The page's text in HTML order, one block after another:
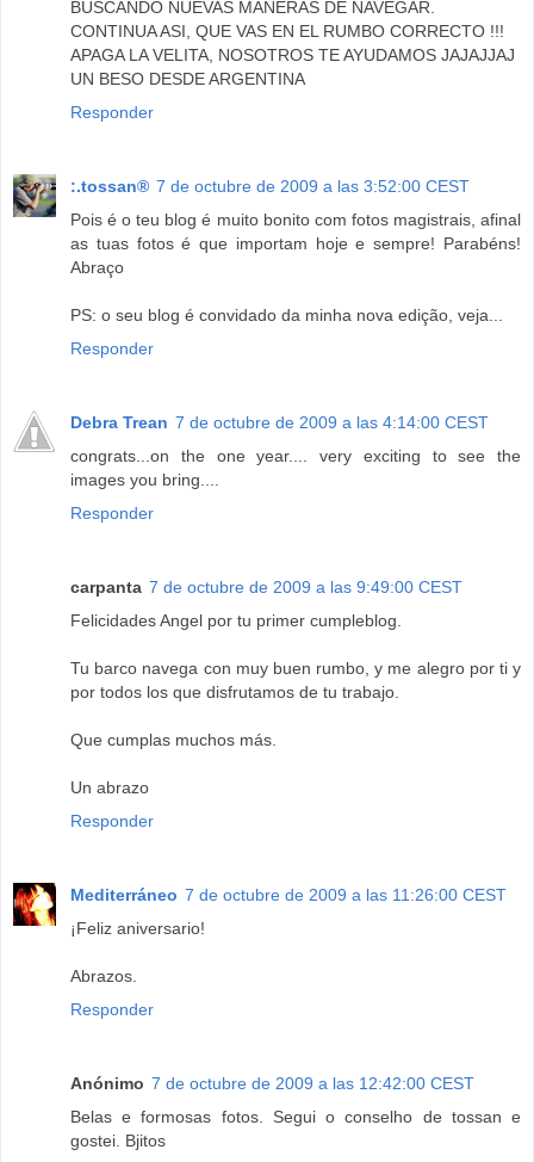
BUSCANDO NUEVAS MANERAS DE NAVEGAR.
CONTINUA ASI, QUE VAS EN EL RUMBO CORRECTO !!!
APAGA LA VELITA, NOSOTROS TE AYUDAMOS JAJAJJAJ
UN BESO DESDE ARGENTINA
Responder
:.tossan® 7 de octubre de 2009 a las 3:52:00 CEST
Pois é o teu blog é muito bonito com fotos magistrais, afinal
as tuas fotos é que importam hoje e sempre! Parabéns!
Abraço
PS: o seu blog é convidado da minha nova edição, veja...
Responder
Debra Trean 7 de octubre de 2009 a las 4:14:00 CEST
congrats...on the one year.... very exciting to see the
images you bring....
Responder
carpanta 7 de octubre de 2009 a las 9:49:00 CEST
Felicidades Angel por tu primer cumpleblog.
Tu barco navega con muy buen rumbo, y me alegro por ti y
por todos los que disfrutamos de tu trabajo.
Que cumplas muchos más.
Un abrazo
Responder
Mediterráneo 7 de octubre de 2009 a las 11:26:00 CEST
¡Feliz aniversario!
Abrazos.
Responder
Anónimo 7 de octubre de 2009 a las 12:42:00 CEST
Belas e formosas fotos. Segui o conselho de tossan e
gostei. Bjitos